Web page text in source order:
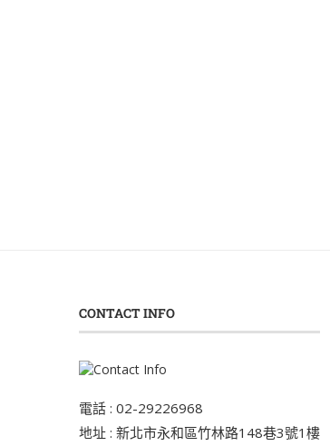
CONTACT INFO
電話 : 02-29226968
地址 : 新北市永和區竹林路148巷3號1樓